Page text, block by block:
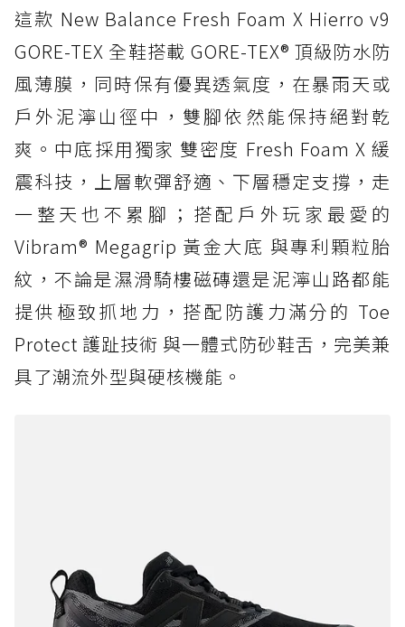
這款 New Balance Fresh Foam X Hierro v9
GORE-TEX 全鞋搭載 GORE-TEX® 頂級防水防
風薄膜，同時保有優異透氣度，在暴雨天或
戶外泥濘山徑中，雙腳依然能保持絕對乾
爽。中底採用獨家 雙密度 Fresh Foam X 緩
震科技，上層軟彈舒適、下層穩定支撐，走
一整天也不累腳；搭配戶外玩家最愛的
Vibram® Megagrip 黃金大底 與專利顆粒胎
紋，不論是濕滑騎樓磁磚還是泥濘山路都能
提供極致抓地力，搭配防護力滿分的 Toe
Protect 護趾技術 與一體式防砂鞋舌，完美兼
具了潮流外型與硬核機能。